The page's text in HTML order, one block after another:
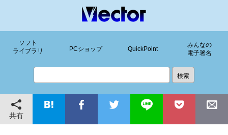
ソフト
ライブラリ
PCショップ QuickPoint
みんなの
電子署名
共有